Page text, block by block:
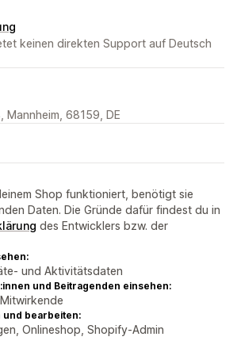
keinen direkten Support auf Deutsch
Mannheim, 68159, DE
Shop funktioniert, benötigt sie
Daten. Die Gründe dafür findest du in
des Entwicklers bzw. der
und Aktivitätsdaten
und Beitragenden einsehen:
und bearbeiten:
Onlineshop, Shopify-Admin